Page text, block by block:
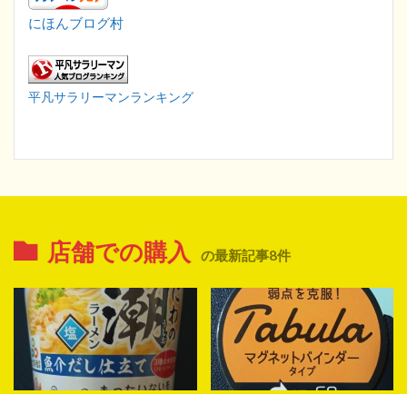
にほんブログ村
平凡サラリーマンランキング
店舗での購入 の最新記事8件